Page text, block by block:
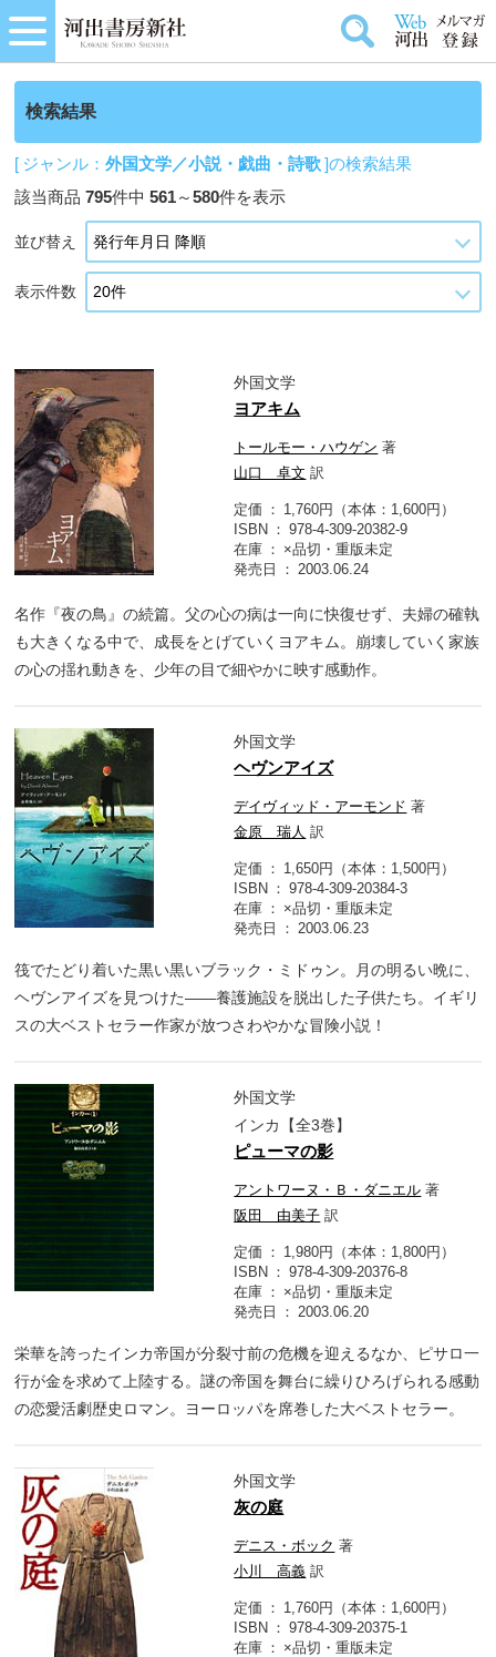
検索結果
[ ジャンル：外国文学／小説・戯曲・詩歌]の検索結果
該当商品795件中561～580件を表示
並び替え
表示件数
外国文学
ヨアキム
トールモー・ハウゲン 著
山口 卓文 訳
定価
1,760円（本体：1,600円）
ISBN
978-4-309-20382-9
在庫
×品切・重版未定
発売日
2003.06.24
名作『夜の鳥』の続篇。父の心の病は一向に快復せず、夫婦の確執
も大きくなる中で、成長をとげていくヨアキム。崩壊していく家族
の心の揺れ動きを、少年の目で細やかに映す感動作。
外国文学
ヘヴンアイズ
デイヴィッド・アーモンド 著
金原 瑞人 訳
定価
1,650円（本体：1,500円）
ISBN
978-4-309-20384-3
在庫
×品切・重版未定
発売日
2003.06.23
筏でたどり着いた黒い黒いブラック・ミドゥン。月の明るい晩に、
ヘヴンアイズを見つけた――養護施設を脱出した子供たち。イギリ
スの大ベストセラー作家が放つさわやかな冒険小説！
外国文学
インカ【全3巻】
ピューマの影
アントワーヌ・Ｂ・ダニエル 著
阪田 由美子 訳
定価
1,980円（本体：1,800円）
ISBN
978-4-309-20376-8
在庫
×品切・重版未定
発売日
2003.06.20
栄華を誇ったインカ帝国が分裂寸前の危機を迎えるなか、ピサロ一
行が金を求めて上陸する。謎の帝国を舞台に繰りひろげられる感動
の恋愛活劇歴史ロマン。ヨーロッパを席巻した大ベストセラー。
外国文学
灰の庭
デニス・ボック 著
小川 高義 訳
定価
1,760円（本体：1,600円）
ISBN
978-4-309-20375-1
在庫
×品切・重版未定